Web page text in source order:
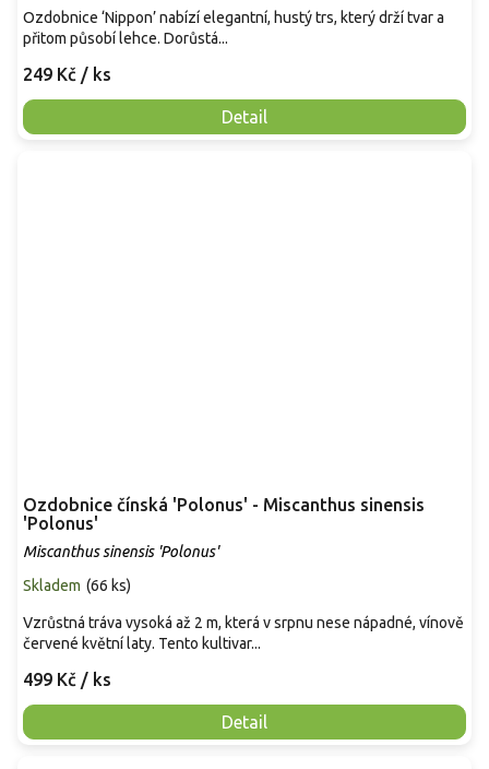
249 Kč / ks
Detail
Ozdobnice ‘Nippon’ nabízí elegantní, hustý trs, který drží tvar a
přitom působí lehce. Dorůstá...
Ozdobnice čínská 'Polonus' - Miscanthus sinensis
'Polonus'
Miscanthus sinensis 'Polonus'
Skladem (66 ks)
499 Kč / ks
Detail
Vzrůstná tráva vysoká až 2 m, která v srpnu nese nápadné, vínově
červené květní laty. Tento kultivar...